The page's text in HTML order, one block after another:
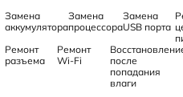
Замена
аккумулятора
Замена
процессора
Замена
USB порта
Ремонт
разъема
Ремонт
Wi-Fi
после
попадания
влаги